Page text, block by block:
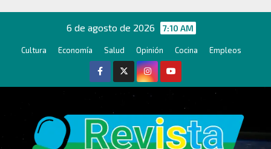
contenido
6 de agosto de 2026 7:10 AM
Cultura Economía Salud Opinión Cocina Empleos